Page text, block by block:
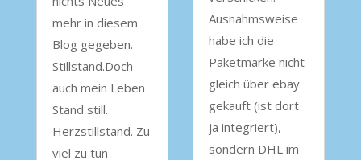
mehr in diesem
Blog gegeben.
Stillstand.Doch
auch mein Leben
Stand still.
Herzstillstand. Zu
viel zu tun
Ausnahmsweise
habe ich die
Paketmarke nicht
gleich über ebay
gekauft (ist dort
ja integriert),
sondern DHL im